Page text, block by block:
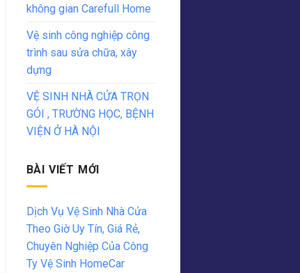
không gian Carefull Home
Vệ sinh công nghiệp công
trình sau sửa chữa, xây
dựng
VỆ SINH NHÀ CỬA TRỌN
GÓI , TRƯỜNG HỌC, BỆNH
VIỆN Ở HÀ NỘI
BÀI VIẾT MỚI
Dịch Vụ Vệ Sinh Nhà Cửa
Theo Giờ Uy Tín, Giá Rẻ,
Chuyên Nghiệp Của Công
Ty Vệ Sinh HomeCar